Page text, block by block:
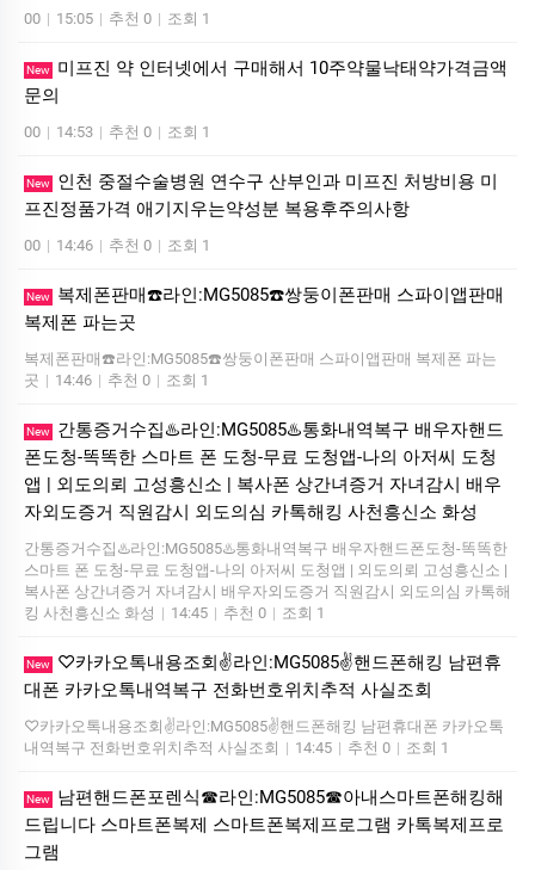
00 | 15:05 | 추천 0 | 조회 1
New
미프진 약 인터넷에서 구매해서 10주약물낙태약가격금액
문의
00 | 14:53 | 추천 0 | 조회 1
New
인천 중절수술병원 연수구 산부인과 미프진 처방비용 미
프진정품가격 애기지우는약성분 복용후주의사항
00 | 14:46 | 추천 0 | 조회 1
New
복제폰판매☎️라인:MG5085☎️쌍둥이폰판매 스파이앱판매
복제폰 파는곳
복제폰판매☎️라인:MG5085☎️쌍둥이폰판매 스파이앱판매 복제폰 파는
곳 | 14:46 | 추천 0 | 조회 1
New
간통증거수집♨️라인:MG5085♨️통화내역복구 배우자핸드
폰도청-똑똑한 스마트 폰 도청-무료 도청앱-나의 아저씨 도청
앱 | 외도의뢰 고성흥신소 | 복사폰 상간녀증거 자녀감시 배우
자외도증거 직원감시 외도의심 카톡해킹 사천흥신소 화성
간통증거수집♨️라인:MG5085♨️통화내역복구 배우자핸드폰도청-똑똑한
스마트 폰 도청-무료 도청앱-나의 아저씨 도청앱 | 외도의뢰 고성흥신소 |
복사폰 상간녀증거 자녀감시 배우자외도증거 직원감시 외도의심 카톡해
킹 사천흥신소 화성 | 14:45 | 추천 0 | 조회 1
New
♡카카오톡내용조회✌️라인:MG5085✌️핸드폰해킹 남편휴
대폰 카카오톡내역복구 전화번호위치추적 사실조회
♡카카오톡내용조회✌️라인:MG5085✌️핸드폰해킹 남편휴대폰 카카오톡
내역복구 전화번호위치추적 사실조회 | 14:45 | 추천 0 | 조회 1
New
남편핸드폰포렌식☎라인:MG5085☎아내스마트폰해킹해
드립니다 스마트폰복제 스마트폰복제프로그램 카톡복제프로
그램